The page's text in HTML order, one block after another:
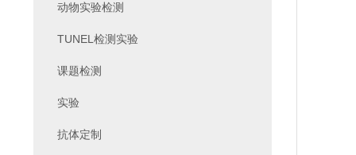
动物实验检测
TUNEL检测实验
课题检测
实验
抗体定制